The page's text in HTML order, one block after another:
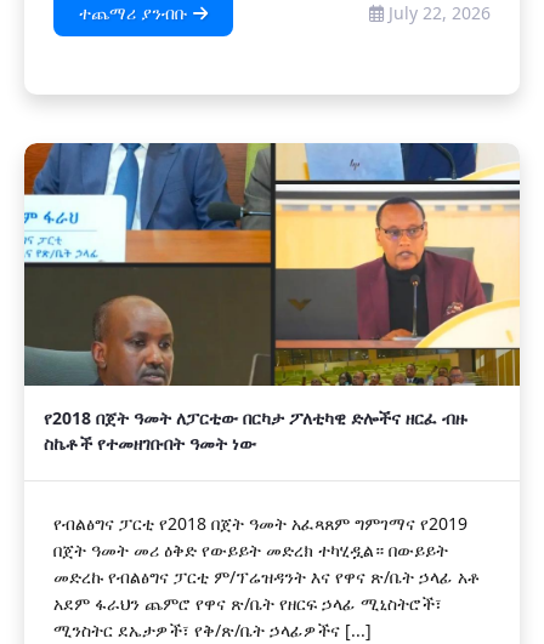
ተጨማሪ ያንብቡ July 22, 2026
የ2018 በጀት ዓመት ለፓርቲው በርካታ ፖለቲካዊ ድሎችና ዘርፈ ብዙ
ስኬቶች የተመዘገቡበት ዓመት ነው
የብልፅግና ፓርቲ የ2018 በጀት ዓመት አፈጻጸም ግምገማና የ2019
በጀት ዓመት መሪ ዕቅድ የውይይት መድረክ ተካሂዷል። በውይይት
መድረኩ የብልፅግና ፓርቲ ም/ፕሬዝዳንት እና የዋና ጽ/ቤት ኃላፊ አቶ
አደም ፋራህን ጨምሮ የዋና ጽ/ቤት የዘርፍ ኃላፊ ሚኒስትሮች፣
ሚንስትር ደኤታዎች፣ የቅ/ጽ/ቤት ኃላፊዎችና [...]